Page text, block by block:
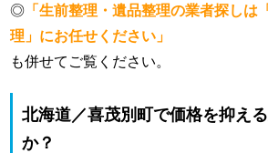
◎ 「生前整理・遺品整理の業者探しは
理」にお任せください」
も併せてご覧ください。
北海道／喜茂別町で価格を抑え
か？